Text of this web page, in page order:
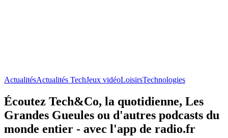
ActualitésActualités TechJeux vidéoLoisirsTechnologies
Écoutez Tech&Co, la quotidienne, Les
Grandes Gueules ou d'autres podcasts du
monde entier - avec l'app de radio.fr